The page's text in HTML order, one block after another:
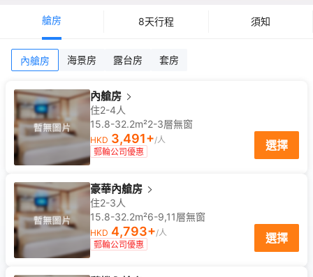
艙房 8天行程 須知
內艙房 海景房 露台房 套房
內艙房
住2-4人
15.8-32.2m²2-3層無窗
HKD 3,491+/人
郵輪公司優惠
選擇
豪華內艙房
住2-3人
15.8-32.2m²6-9,11層無窗
HKD 4,793+/人
郵輪公司優惠
選擇